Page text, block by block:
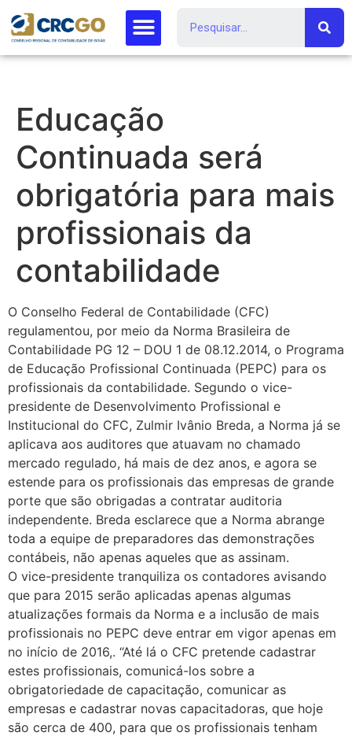
Educação
Continuada será
obrigatória para mais
profissionais da
contabilidade
O Conselho Federal de Contabilidade (CFC)
regulamentou, por meio da Norma Brasileira de
Contabilidade PG 12 – DOU 1 de 08.12.2014, o Programa
de Educação Profissional Continuada (PEPC) para os
profissionais da contabilidade. Segundo o vice-
presidente de Desenvolvimento Profissional e
Institucional do CFC, Zulmir Ivânio Breda, a Norma já se
aplicava aos auditores que atuavam no chamado
mercado regulado, há mais de dez anos, e agora se
estende para os profissionais das empresas de grande
porte que são obrigadas a contratar auditoria
independente. Breda esclarece que a Norma abrange
toda a equipe de preparadores das demonstrações
contábeis, não apenas aqueles que as assinam.
O vice-presidente tranquiliza os contadores avisando
que para 2015 serão aplicadas apenas algumas
atualizações formais da Norma e a inclusão de mais
profissionais no PEPC deve entrar em vigor apenas em
no início de 2016,. “Até lá o CFC pretende cadastrar
estes profissionais, comunicá-los sobre a
obrigatoriedade de capacitação, comunicar as
empresas e cadastrar novas capacitadoras, que hoje
são cerca de 400, para que os profissionais tenham